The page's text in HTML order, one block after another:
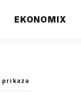
EKONOMIX
prikaza